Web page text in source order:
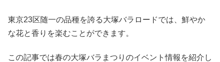
東京23区随一の品種を誇る大塚バラロードでは、鮮やか
な花と香りを楽むことができます。
この記事では春の大塚バラまつりのイベント情報を紹介し